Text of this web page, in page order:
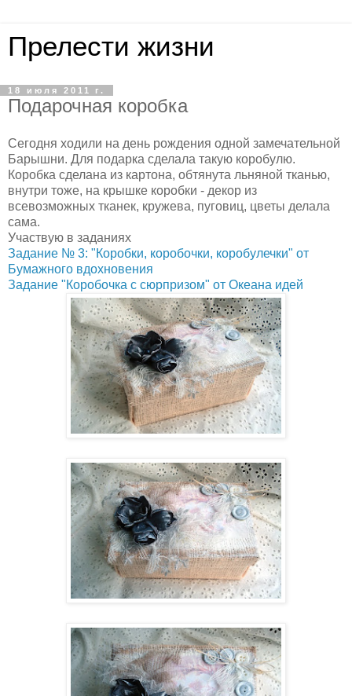
Прелести жизни
18 июля 2011 г.
Подарочная коробка
Сегодня ходили на день рождения одной замечательной
Барышни. Для подарка сделала такую коробулю.
Коробка сделана из картона, обтянута льняной тканью,
внутри тоже, на крышке коробки - декор из
всевозможных тканек, кружева, пуговиц, цветы делала
сама.
Участвую в заданиях
Задание № 3: "Коробки, коробочки, коробулечки" от
Бумажного вдохновения
Задание "Коробочка с сюрпризом" от Океана идей